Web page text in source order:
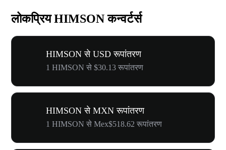
लोकप्रिय HIMSON कन्वर्टर्स
HIMSON से USD रूपांतरण
1 HIMSON से $30.13 रूपांतरण
HIMSON से MXN रूपांतरण
1 HIMSON से Mex$518.62 रूपांतरण